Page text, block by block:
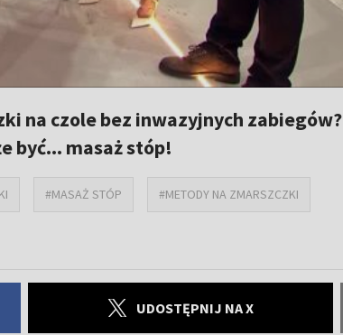
na czole bez inwazyjnych zabiegów?
być... masaż stóp!
#MASAŻ STÓP #METODY NA ZMARSZCZKI
UDOSTĘPNIJ NA X